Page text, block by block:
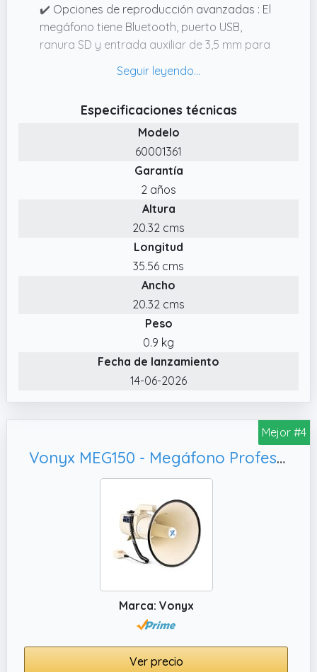
✔️ Opciones de reproducción avanzadas : El
megáfono tiene Bluetooth, puerto USB,
ranura SD y entrada auxiliar de 3,5 mm para
cualquier dispositivo con facilidad.
resistente, acabado en negro mate y peso
de solo 1,1 kg. Incluye correa de transporte y
empuñadura ergonómica para mayor
✔️ Potente : Potente megáfono de 75W con
alcance de hasta 1300 metros, ideal para
fiestas, eventos, manifestaciones y
emergencias. ¡Haz que tu mensaje llegue alto
y claro en cualquier situación!
✔️ Micrófono incluido : Micrófono con cable.
Modo grabación y sirena: Graba y reproduce
mensajes fácilmente.
Especificaciones técnicas
Modelo
60001361
Garantía
2 años
Altura
20.32 cms
Longitud
35.56 cms
Ancho
20.32 cms
Peso
0.9 kg
Fecha de lanzamiento
14-06-2026
Mejor #4
Vonyx MEG150 - Megáfono Profesional de 150W con batería Recargable, Color Beige
Marca: Vonyx
Ver precio